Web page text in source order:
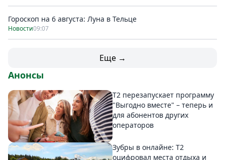
Гороскоп на 6 августа: Луна в Тельце
Новости09:07
Еще →
Анонсы
Т2 перезапускает программу
"Выгодно вместе" – теперь и
для абонентов других
операторов
Зубры в онлайне: Т2
оцифровал места отдыха и